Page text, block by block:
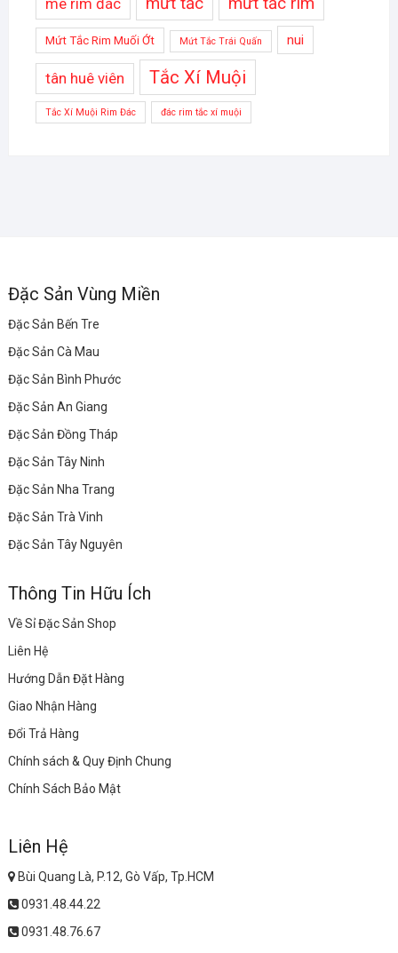
me rim đác
Mứt Tắc Rim Muối Ớt Mứt Tắc Trái Quấn nui
tân huê viên Tắc Xí Muội
Tắc Xí Muội Rim Đác đác rim tắc xí muội
Đặc Sản Vùng Miền
Đặc Sản Bến Tre
Đặc Sản Cà Mau
Đặc Sản Bình Phước
Đặc Sản An Giang
Đặc Sản Đồng Tháp
Đặc Sản Tây Ninh
Đặc Sản Nha Trang
Đặc Sản Trà Vinh
Đặc Sản Tây Nguyên
Thông Tin Hữu Ích
Về Sỉ Đặc Sản Shop
Liên Hệ
Hướng Dẫn Đặt Hàng
Giao Nhận Hàng
Đổi Trả Hàng
Chính sách & Quy Định Chung
Chính Sách Bảo Mật
Liên Hệ
Bùi Quang Là, P.12, Gò Vấp, Tp.HCM
0931.48.44.22
0931.48.76.67